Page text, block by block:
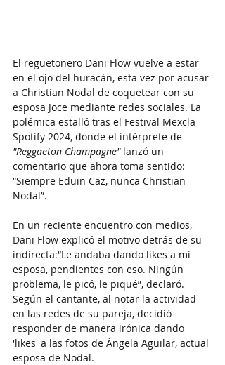
El reguetonero Dani Flow vuelve a estar
en el ojo del huracán, esta vez por acusar
a Christian Nodal de coquetear con su
esposa Joce mediante redes sociales. La
polémica estalló tras el Festival Mexcla
Spotify 2024, donde el intérprete de
"Reggaeton Champagne" lanzó un
comentario que ahora toma sentido:
“Siempre Eduin Caz, nunca Christian
Nodal”.
En un reciente encuentro con medios,
Dani Flow explicó el motivo detrás de su
indirecta:“Le andaba dando likes a mi
esposa, pendientes con eso. Ningún
problema, le picó, le piqué”, declaró.
Según el cantante, al notar la actividad
en las redes de su pareja, decidió
responder de manera irónica dando
'likes' a las fotos de Ángela Aguilar, actual
esposa de Nodal.